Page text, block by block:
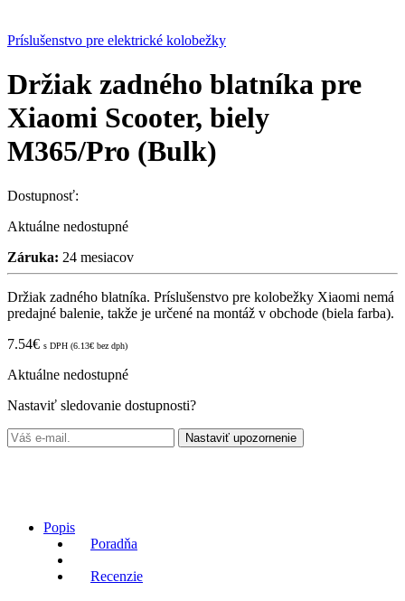
Príslušenstvo pre elektrické kolobežky
Držiak zadného blatníka pre
Xiaomi Scooter, biely
M365/Pro (Bulk)
Dostupnosť:
Aktuálne nedostupné
Záruka: 24 mesiacov
Držiak zadného blatníka. Príslušenstvo pre kolobežky Xiaomi nemá
predajné balenie, takže je určené na montáž v obchode (biela farba).
7.54€ s DPH (6.13€ bez dph)
Aktuálne nedostupné
Nastaviť sledovanie dostupnosti?
Nastaviť upozornenie
Popis
Poradňa
Recenzie